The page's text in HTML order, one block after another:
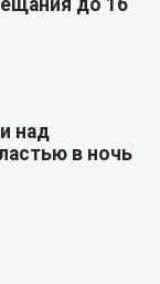
до 16
над
в ночь